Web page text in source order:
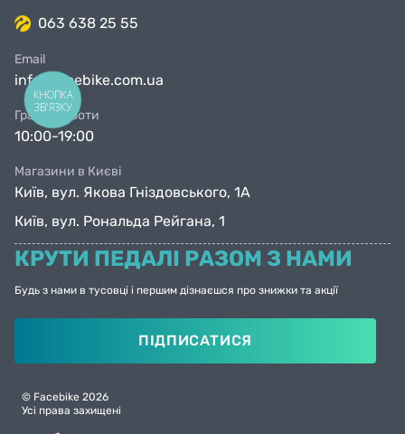
063 638 25 55
Email
info@facebike.com.ua
Графік роботи
10:00-19:00
Магазини в Києві
Київ, вул. Якова Гніздовського, 1А
Київ, вул. Рональда Рейгана, 1
КРУТИ ПЕДАЛІ РАЗОМ З НАМИ
Будь з нами в тусовці і першим дізнаєшся про знижки та акції
ПІДПИСАТИСЯ
© Facebike 2026
Усі права захищені
КНОПКА
ЗВ'ЯЗКУ